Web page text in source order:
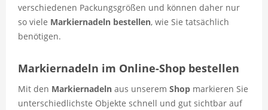
verschiedenen Packungsgrößen und können daher nur
so viele Markiernadeln bestellen, wie Sie tatsächlich
benötigen.
Markiernadeln im Online-Shop bestellen
Mit den Markiernadeln aus unserem Shop markieren Sie
unterschiedlichste Objekte schnell und gut sichtbar auf